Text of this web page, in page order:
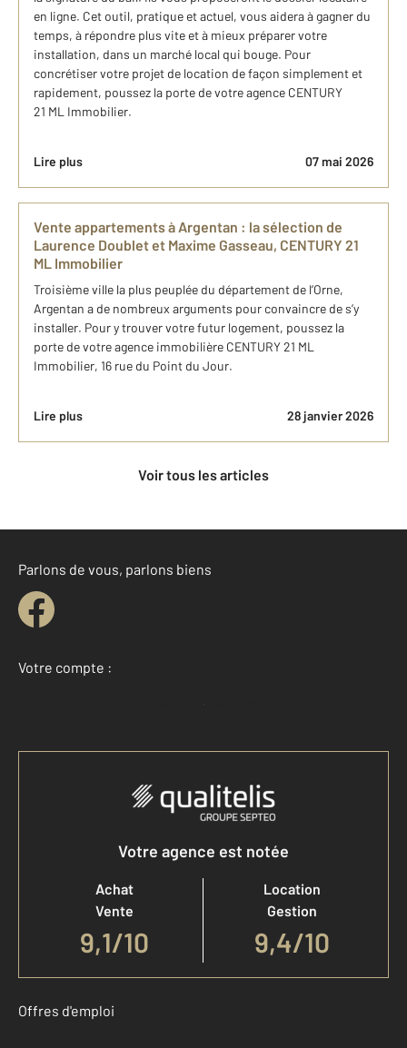
en ligne. Cet outil, pratique et actuel, vous aidera à gagner du
temps, à répondre plus vite et à mieux préparer votre
installation, dans un marché local qui bouge. Pour
concrétiser votre projet de location de façon simplement et
rapidement, poussez la porte de votre agence CENTURY
21 ML Immobilier.
Lire plus 07 mai 2026
Vente appartements à Argentan : la sélection de
Laurence Doublet et Maxime Gasseau, CENTURY 21
ML Immobilier
Troisième ville la plus peuplée du département de l’Orne,
Argentan a de nombreux arguments pour convaincre de s’y
installer. Pour y trouver votre futur logement, poussez la
porte de votre agence immobilière CENTURY 21 ML
Immobilier, 16 rue du Point du Jour.
Lire plus 28 janvier 2026
Voir tous les articles
Parlons de vous, parlons biens
Votre compte :
Accéder à mon compte
Votre agence est notée
Achat
Vente
9,1/10
Location
Gestion
9,4/10
Offres d'emploi